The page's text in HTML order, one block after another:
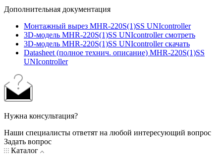
Дополнительная документация
Монтажный вырез MHR-220S(1)SS UNIcontroller
3D-модель MHR-220S(1)SS UNIcontroller смотреть
3D-модель MHR-220S(1)SS UNIcontroller скачать
Datasheet (полное технич. описание) MHR-220S(1)SS
UNIcontroller
Нужна консультация?
Наши специалисты ответят на любой интересующий вопрос
Задать вопрос
Каталог